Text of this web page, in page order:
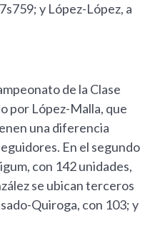
y López-López, a
de la Clase
por López-Malla, que
una diferencia
En el segundo
con 142 unidades,
se ubican terceros
Quiroga, con 103; y